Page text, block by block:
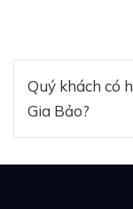
Quý khách có
Gia Bảo?